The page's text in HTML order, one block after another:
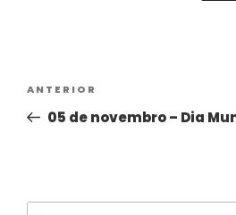
ANTERIOR
05 de novembro – Dia